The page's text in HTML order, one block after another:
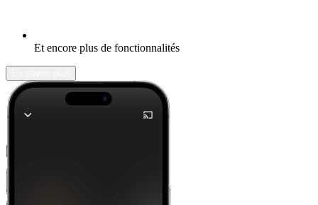
Et encore plus de fonctionnalités